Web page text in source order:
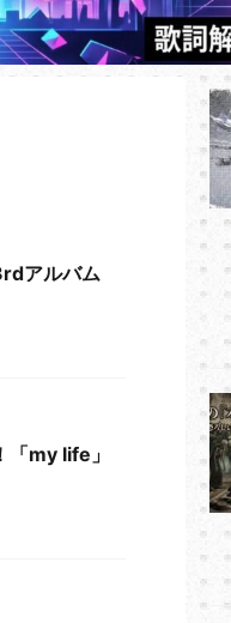
アルバム
「my life」